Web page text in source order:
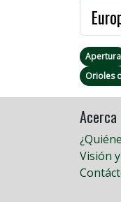
Apertura
Orioles
Acerca
Visión